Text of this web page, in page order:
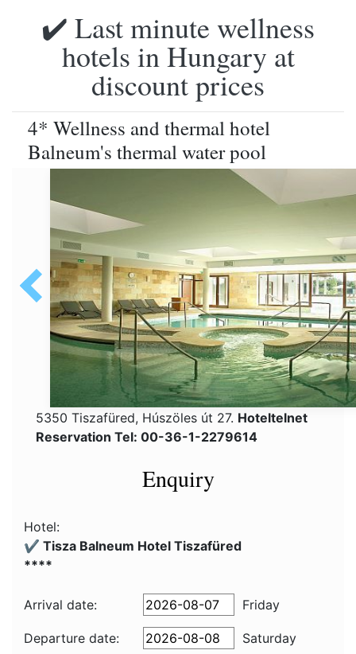
✔️ Last minute wellness
hotels in Hungary at
discount prices
4* Wellness and thermal hotel
Balneum's thermal water pool
5350 Tiszafüred, Húszöles út 27. Hoteltelnet
Reservation Tel: 00-36-1-2279614
Enquiry
Hotel:
✔️ Tisza Balneum Hotel Tiszafüred
****
Arrival date: Friday
Departure date:
Saturday